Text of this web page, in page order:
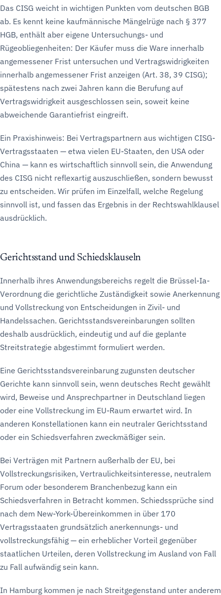
Das CISG weicht in wichtigen Punkten vom deutschen BGB
ab. Es kennt keine kaufmännische Mängelrüge nach § 377
HGB, enthält aber eigene Untersuchungs- und
Rügeobliegenheiten: Der Käufer muss die Ware innerhalb
angemessener Frist untersuchen und Vertragswidrigkeiten
innerhalb angemessener Frist anzeigen (Art. 38, 39 CISG);
spätestens nach zwei Jahren kann die Berufung auf
Vertragswidrigkeit ausgeschlossen sein, soweit keine
abweichende Garantiefrist eingreift.
Ein Praxishinweis: Bei Vertragspartnern aus wichtigen CISG-
Vertragsstaaten — etwa vielen EU-Staaten, den USA oder
China — kann es wirtschaftlich sinnvoll sein, die Anwendung
des CISG nicht reflexartig auszuschließen, sondern bewusst
zu entscheiden. Wir prüfen im Einzelfall, welche Regelung
sinnvoll ist, und fassen das Ergebnis in der Rechtswahlklausel
ausdrücklich.
Gerichtsstand und Schiedsklauseln
Innerhalb ihres Anwendungsbereichs regelt die Brüssel-Ia-
Verordnung die gerichtliche Zuständigkeit sowie Anerkennung
und Vollstreckung von Entscheidungen in Zivil- und
Handelssachen. Gerichtsstandsvereinbarungen sollten
deshalb ausdrücklich, eindeutig und auf die geplante
Streitstrategie abgestimmt formuliert werden.
Eine Gerichtsstandsvereinbarung zugunsten deutscher
Gerichte kann sinnvoll sein, wenn deutsches Recht gewählt
wird, Beweise und Ansprechpartner in Deutschland liegen
oder eine Vollstreckung im EU-Raum erwartet wird. In
anderen Konstellationen kann ein neutraler Gerichtsstand
oder ein Schiedsverfahren zweckmäßiger sein.
Bei Verträgen mit Partnern außerhalb der EU, bei
Vollstreckungsrisiken, Vertraulichkeitsinteresse, neutralem
Forum oder besonderem Branchenbezug kann ein
Schiedsverfahren in Betracht kommen. Schiedssprüche sind
nach dem New-York-Übereinkommen in über 170
Vertragsstaaten grundsätzlich anerkennungs- und
vollstreckungsfähig — ein erheblicher Vorteil gegenüber
staatlichen Urteilen, deren Vollstreckung im Ausland von Fall
zu Fall aufwändig sein kann.
In Hamburg kommen je nach Streitgegenstand unter anderem